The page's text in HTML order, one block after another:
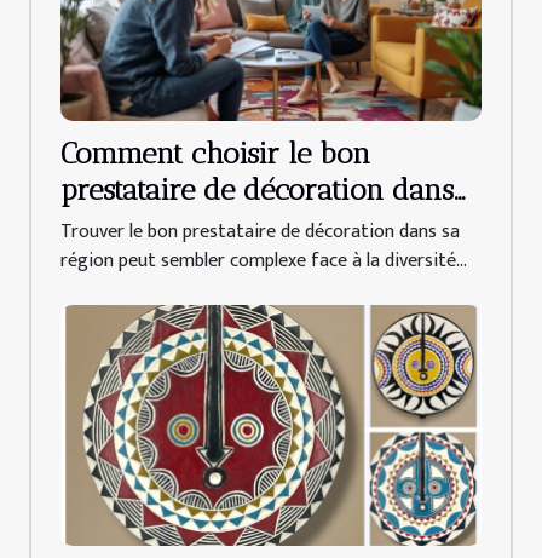
Comment choisir le bon
prestataire de décoration dans
votre région ?
Trouver le bon prestataire de décoration dans sa
région peut sembler complexe face à la diversité...